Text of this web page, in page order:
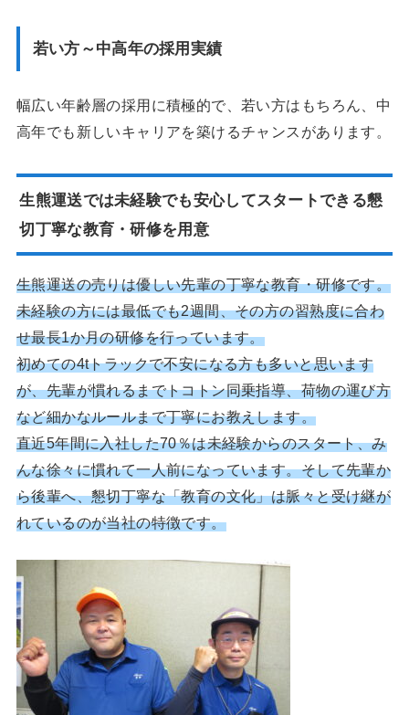
若い方～中高年の採用実績
幅広い年齢層の採用に積極的で、若い方はもちろん、中
高年でも新しいキャリアを築けるチャンスがあります。
生熊運送では未経験でも安心してスタートできる懇
切丁寧な教育・研修を用意
生熊運送の売りは優しい先輩の丁寧な教育・研修です。
未経験の方には最低でも2週間、その方の習熟度に合わ
せ最長1か月の研修を行っています。
初めての4tトラックで不安になる方も多いと思います
が、先輩が慣れるまでトコトン同乗指導、荷物の運び方
など細かなルールまで丁寧にお教えします。
直近5年間に入社した70％は未経験からのスタート、み
んな徐々に慣れて一人前になっています。そして先輩か
ら後輩へ、懇切丁寧な「教育の文化」は脈々と受け継が
れているのが当社の特徴です。